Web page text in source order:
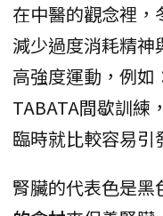
在中醫的觀念裡
減少過度消耗精
高強度運動，例
TABATA間歇訓練
臨時就比較容易引
腎臟的代表色是黑